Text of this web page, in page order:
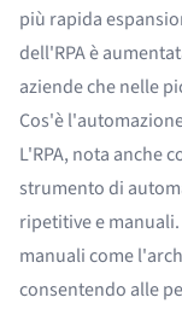
più rapida
dell'RPA è
aziende che nelle
Cos'è
L'RPA, nota anche
strumento di
ripetitive e
manuali come
consentendo alle